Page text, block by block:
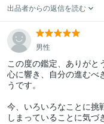
出品者からの返信を読む
男性
この度の鑑定、ありがと
心に響き、自分の進むべ
うです。
今、いろいろなことに挑
しまっていることに気づ